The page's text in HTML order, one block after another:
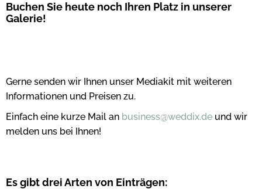
Buchen Sie heute noch Ihren Platz in unserer
Galerie!
Gerne senden wir Ihnen unser Mediakit mit weiteren
Informationen und Preisen zu.
Einfach eine kurze Mail an business@weddix.de und wir
melden uns bei Ihnen!
Es gibt drei Arten von Einträgen: